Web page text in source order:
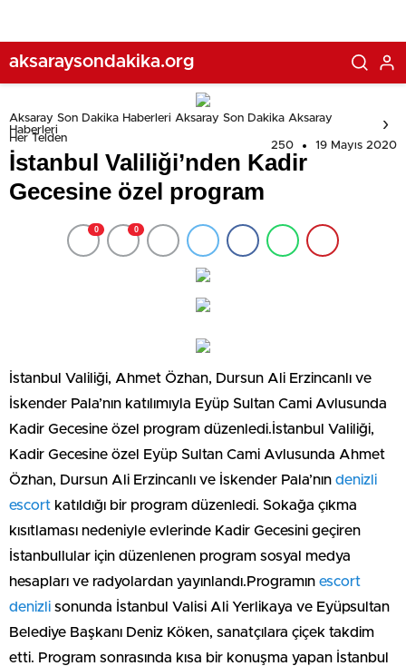
aksaraysondakika.org
Aksaray Son Dakika Haberleri Aksaray Son Dakika Aksaray
Haberleri
Her Telden
250 19 Mayıs 2020
İstanbul Valiliği’nden Kadir
Gecesine özel program
0 0
İstanbul Valiliği, Ahmet Özhan, Dursun Ali Erzincanlı ve
İskender Pala’nın katılımıyla Eyüp Sultan Cami Avlusunda
Kadir Gecesine özel program düzenledi.İstanbul Valiliği,
Kadir Gecesine özel Eyüp Sultan Cami Avlusunda Ahmet
Özhan, Dursun Ali Erzincanlı ve İskender Pala’nın denizli
escort katıldığı bir program düzenledi. Sokağa çıkma
kısıtlaması nedeniyle evlerinde Kadir Gecesini geçiren
İstanbullular için düzenlenen program sosyal medya
hesapları ve radyolardan yayınlandı.Programın escort
denizli sonunda İstanbul Valisi Ali Yerlikaya ve Eyüpsultan
Belediye Başkanı Deniz Köken, sanatçılara çiçek takdim
etti. Program sonrasında kısa bir konuşma yapan İstanbul